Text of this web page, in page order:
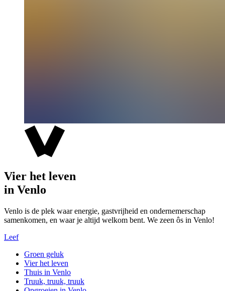
Vier het leven
in Venlo
Venlo is de plek waar energie, gastvrijheid en ondernemerschap
samenkomen, en waar je altijd welkom bent. We zeen ôs in Venlo!
Leef
Groen geluk
Vier het leven
Thuis in Venlo
Truuk, truuk, truuk